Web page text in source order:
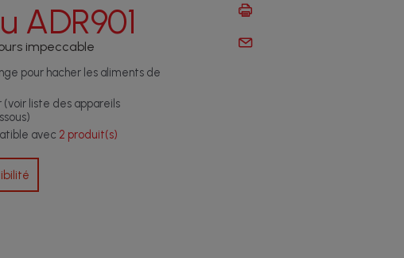
ADR901
impeccable
pour hacher les aliments de
(voir liste des appareils
avec 2 produit(s)